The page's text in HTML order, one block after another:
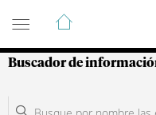
Guía de
Buscador de